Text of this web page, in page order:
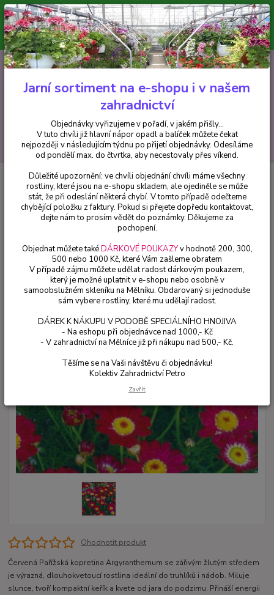
Minimální hodnota pro odeslání z e-shopu je 300 Kč.
V tuto chvíli již hlavní nápor objednávek opadl a balíček můžete čekat
nejpozději v následujícím týdnu po přijetí objednávky. Objednávky
vyřizujeme v pořadí, v jakém přišly...
CZK
Hledat
+420 602 223 614 0ks
za0 Kč
Balkónové rostliny Argyranthemum červené - 1 ks
Argyranthemum červené - 1 ks
Ohodnotit produkt
Červená Pařížská kopretina Argyranthemum se zářivým žlutým středem
je výrazná, dlouhokvetoucí rostlina ideální do truhlíků i nádob. Miluje
slunce, tvoří kompaktní keřík a kvete od jara do podzimu. Přináší energii
Jarní sortiment na e-shopu i v našem
zahradnictví
Objednávky vyřizujeme v pořadí, v jakém přišly...
V tuto chvíli již hlavní nápor opadl a balíček můžete čekat
nejpozději v následujícím týdnu po přijetí objednávky. Odesíláme
od pondělí max. do čtvrtka, aby necestovaly přes víkend.
Důležité upozornění: ve chvíli objednání chvíli máme všechny
rostliny, které jsou na e-shopu skladem, ale ojediněle se může
stát, že při odeslání některá chybí. V tomto případě odečteme
chybějící položku z faktury. Pokud si přejete dopředu kontaktovat,
dejte nám to prosím vědět do poznámky. Děkujeme za
pochopení.
Objednat můžete takéDÁRKOVÉ POUKAZYv hodnotě 200, 300,
500 nebo 1000 Kč, které Vám zašleme obratem
V případě zájmu můžete udělat radost dárkovým poukazem,
který je možné uplatnit v e-shopu nebo osobně v
samoobslužném skleníku na Mělníku. Obdarovaný si jednoduše
sám vybere rostliny, které mu udělají radost.
DÁREK K NÁKUPU V PODOBĚ SPECIÁLNÍHO HNOJIVA
- Na eshopu při objednávce nad 1000,- Kč
- V zahradnictví na Mělníce již při nákupu nad 500,- Kč.
Těšíme se na Vaši návštěvu či objednávku!
Kolektiv Zahradnictví Petro
Zavřít